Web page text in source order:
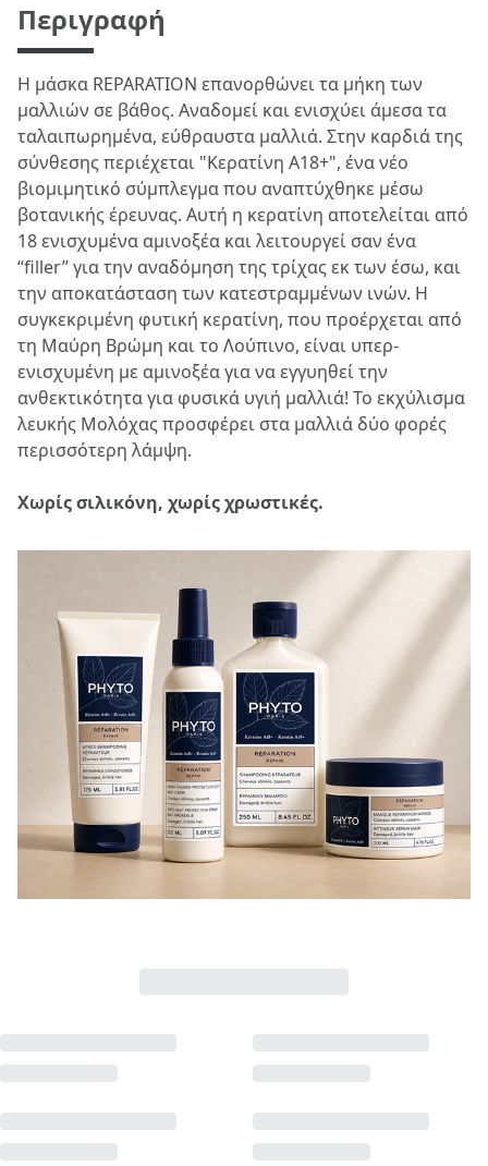
Περιγραφή
Η μάσκα REPARATION επανορθώνει τα μήκη των
μαλλιών σε βάθος. Αναδομεί και ενισχύει άμεσα τα
ταλαιπωρημένα, εύθραυστα μαλλιά. Στην καρδιά της
σύνθεσης περιέχεται "Κερατίνη Α18+", ένα νέο
βιομιμητικό σύμπλεγμα που αναπτύχθηκε μέσω
βοτανικής έρευνας. Αυτή η κερατίνη αποτελείται από
18 ενισχυμένα αμινοξέα και λειτουργεί σαν ένα
“filler” για την αναδόμηση της τρίχας εκ των έσω, και
την αποκατάσταση των κατεστραμμένων ινών. Η
συγκεκριμένη φυτική κερατίνη, που προέρχεται από
τη Μαύρη Βρώμη και το Λούπινο, είναι υπερ-
ενισχυμένη με αμινοξέα για να εγγυηθεί την
ανθεκτικότητα για φυσικά υγιή μαλλιά! Το εκχύλισμα
λευκής Μολόχας προσφέρει στα μαλλιά δύο φορές
περισσότερη λάμψη.​​
Χωρίς σιλικόνη, χωρίς χρωστικές.